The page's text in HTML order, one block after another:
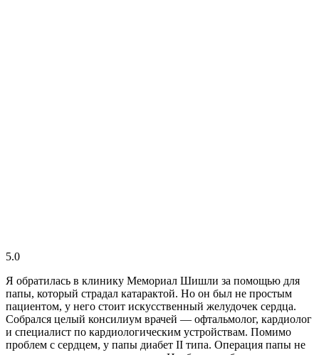
5.0
Я обратилась в клинику Мемориал Шишли за помощью для
папы, который страдал катарактой. Но он был не простым
пациентом, у него стоит искусственный желудочек сердца.
Собрался целый консилиум врачей — офтальмолог, кардиолог
и специалист по кардиологическим устройствам. Помимо
проблем с сердцем, у папы диабет II типа. Операция папы не